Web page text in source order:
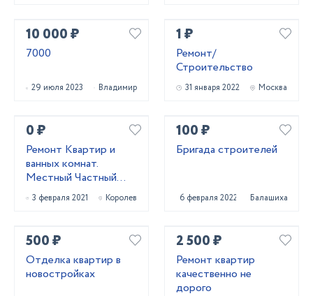
10 000 ₽
7000
29 июля 2023 Владимир
1 ₽
Ремонт/
Строительство
31 января 2022 Москва
0 ₽
Ремонт Квартир и
ванных комнат.
Местный Частный
Мастер. Щёлково,
Королёв, Мытищи
3 февраля 2021 Королев
100 ₽
Бригада строителей
6 февраля 2022 Балашиха
500 ₽
Отделка квартир в
новостройках
2 500 ₽
Ремонт квартир
качественно не
дорого